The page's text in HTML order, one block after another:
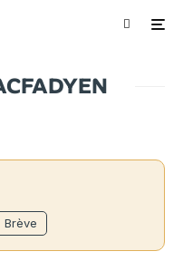
Brève